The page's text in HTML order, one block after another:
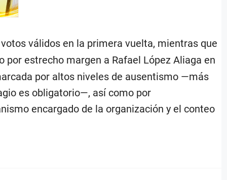
válidos en la primera vuelta, mientras que
por estrecho margen a Rafael López Aliaga en
por altos niveles de ausentismo —más
es obligatorio—, así como por
encargado de la organización y el conteo